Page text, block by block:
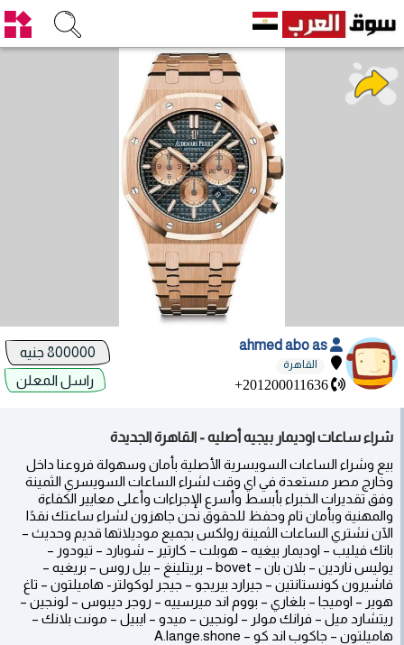
القاهرة
+201200011636
راسل المعلن
شراء ساعات اوديمار بيجيه أصليه - القاهرة الجديدة
بيع وشراء الساعات السويسرية الأصلية بأمان وسهولة فروعنا داخل
وخارج مصر مستعدة في اي وقت لشراء الساعات السويسري الثمينة
وفق تقديرات الخبراء بأبسط وأسرع الإجراءات وأعلى معايير الكفاءة
والمهنية وبأمان تام وحفظ للحقوق نحن جاهزون لشراء ساعتك نقدًا
الآن نشتري الساعات الثمينة رولكس بجميع موديلاتها قديم وحديث –
باتك فيليب – اوديمار بيغيه – هوبلت – كارتير – شوبارد – تيودور –
يوليس ناردين – بلان بان – bovet – بريتلينغ – بيل روس – بريغيه –
فاشيرون كونستانتين – جيرارد بيريجو – جيجر لوكولتر- هاميلتون – تاغ
هوير – اوميجا – بلغاري – بووم اند ميرسييه – روجر ديبوس – لونجين –
ريتشارد ميل – فرانك مولر – لونجين – ميدو – ايبيل – مونت بلانك –
هاميلتون – جاكوب اند كو – A.lange.shone